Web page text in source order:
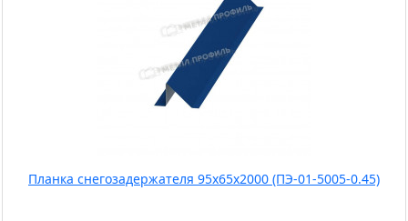
Планка снегозадержателя 95х65х2000 (ПЭ-01-5005-0.45)